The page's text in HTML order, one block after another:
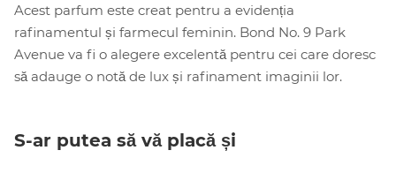
Acest parfum este creat pentru a evidenția
rafinamentul și farmecul feminin. Bond No. 9 Park
Avenue va fi o alegere excelentă pentru cei care doresc
să adauge o notă de lux și rafinament imaginii lor.
S-ar putea să vă placă și